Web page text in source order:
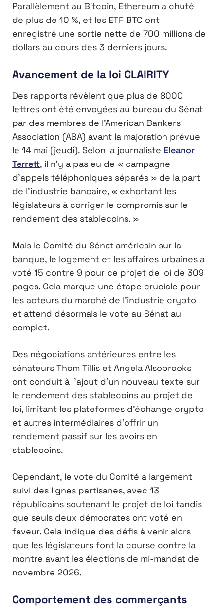
Parallèlement au Bitcoin, Ethereum a chuté
de plus de 10 %, et les ETF BTC ont
enregistré une sortie nette de 700 millions de
dollars au cours des 3 derniers jours.
Avancement de la loi CLAIRITY
Des rapports révèlent que plus de 8000
lettres ont été envoyées au bureau du Sénat
par des membres de l’American Bankers
Association (ABA) avant la majoration prévue
le 14 mai (jeudi). Selon la journaliste Eleanor
Terrett, il n’y a pas eu de « campagne
d’appels téléphoniques séparés » de la part
de l’industrie bancaire, « exhortant les
législateurs à corriger le compromis sur le
rendement des stablecoins. »
Mais le Comité du Sénat américain sur la
banque, le logement et les affaires urbaines a
voté 15 contre 9 pour ce projet de loi de 309
pages. Cela marque une étape cruciale pour
les acteurs du marché de l’industrie crypto
et attend désormais le vote au Sénat au
complet.
Des négociations antérieures entre les
sénateurs Thom Tillis et Angela Alsobrooks
ont conduit à l’ajout d’un nouveau texte sur
le rendement des stablecoins au projet de
loi, limitant les plateformes d’échange crypto
et autres intermédiaires d’offrir un
rendement passif sur les avoirs en
stablecoins.
Cependant, le vote du Comité a largement
suivi des lignes partisanes, avec 13
républicains soutenant le projet de loi tandis
que seuls deux démocrates ont voté en
faveur. Cela indique des défis à venir alors
que les législateurs font la course contre la
montre avant les élections de mi-mandat de
novembre 2026.
Comportement des commerçants